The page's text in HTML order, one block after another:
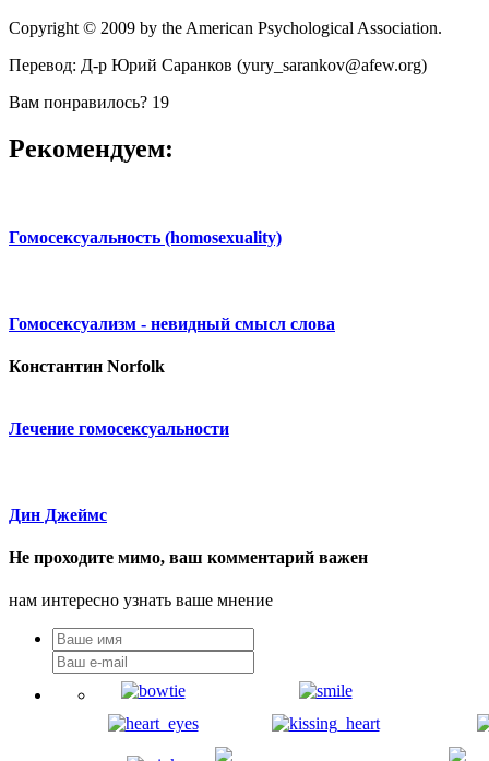
Copyright © 2009 by the American Psychological Association.
Перевод: Д-р Юрий Саранков (yury_sarankov@afew.org)
Вам понравилось? 19
Рекомендуем:
Гомосексуальность (homosexuality)
Гомосексуализм - невидный смысл слова
Константин Norfolk
Лечение гомосексуальности
Дин Джеймс
Не проходите мимо, ваш комментарий важен
нам интересно узнать ваше мнение